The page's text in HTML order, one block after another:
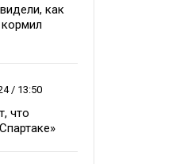
как
/ 13:50
что